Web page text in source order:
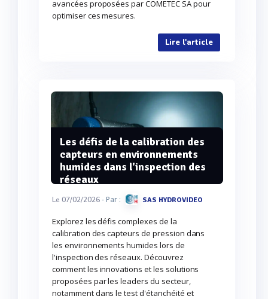
avancées proposées par COMETEC SA pour
optimiser ces mesures.
Lire l'article
Les défis de la calibration des
capteurs en environnements
humides dans l'inspection des
réseaux
Le 07/02/2026- Par : SAS HYDROVIDEO
Explorez les défis complexes de la
calibration des capteurs de pression dans
les environnements humides lors de
l'inspection des réseaux. Découvrez
comment les innovations et les solutions
proposées par les leaders du secteur,
notamment dans le test d'étanchéité et